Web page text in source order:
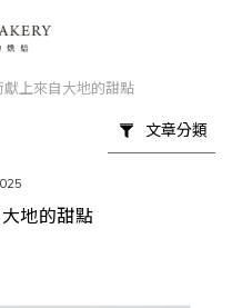
獻上來自大地的甜點
文章分類
地的甜點